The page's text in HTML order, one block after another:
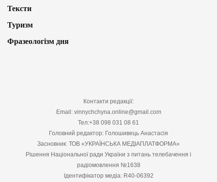
Тексти
Туризм
Фразеологізм дня
Контакти редакції:
Email: vinnychchyna.online@gmail.com
Тел:+38 098 031 08 61
Головний редактор: Голошивець Анастасія
Засновник: ТОВ «УКРАЇНСЬКА МЕДІАПЛАТФОРМА»
Рішення Національної ради України з питань телебачення і
радіомовлення №1638
Ідентифікатор медіа: R40-06392